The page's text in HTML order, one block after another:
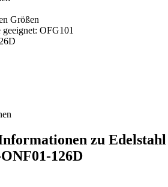
Größen
OFG101
zu Edelstahl
126D